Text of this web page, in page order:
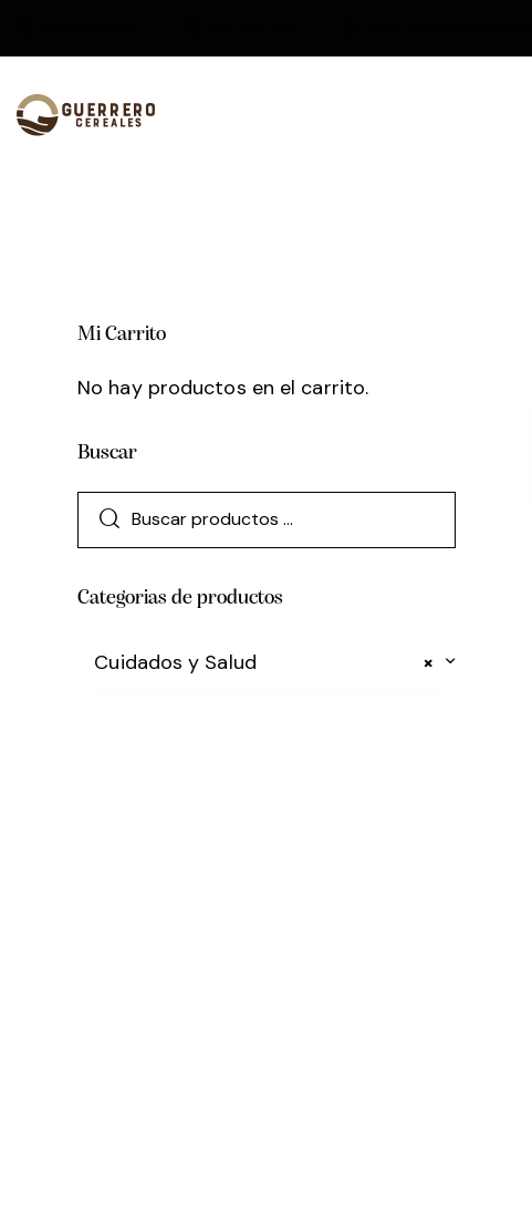
Mi Carrito
No hay productos en el carrito.
Buscar
Categorias de productos
×
Cuidados y Salud